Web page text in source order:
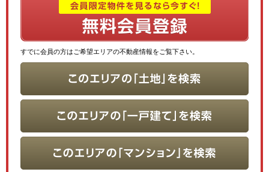
すでに会員の方はご希望エリアの不動産情報をご覧下さい。